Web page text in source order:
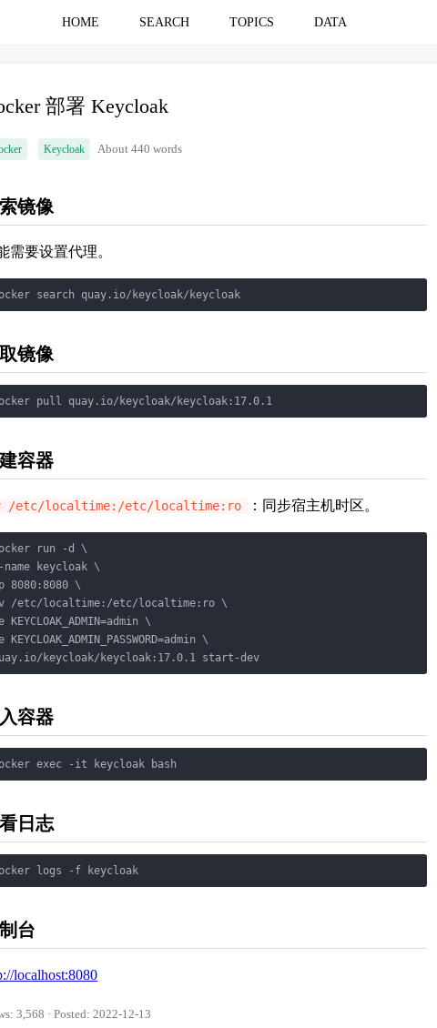
HOME SEARCH TOPICS DATA
部署 Keycloak
Keycloak About 440 words
镜像
需要设置代理。
镜像
容器
/etc/localtime:/etc/localtime:ro ：同步宿主机时区。
run -d \
name keycloak \
8080:8080 \
/etc/localtime:/etc/localtime:ro \
KEYCLOAK_ADMIN=admin \
KEYCLOAK_ADMIN_PASSWORD=admin \
容器
日志
台
localhost:8080
3,568 · Posted: 2022-12-13